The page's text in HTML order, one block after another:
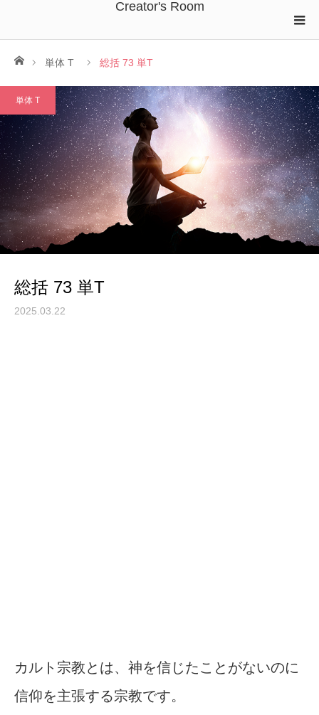
Creator's Room
ホーム単体 T 総括 73 単T
単体 T
総括 73 単T
2025.03.22
カルト宗教とは、神を信じたことがないのに
信仰を主張する宗教です。